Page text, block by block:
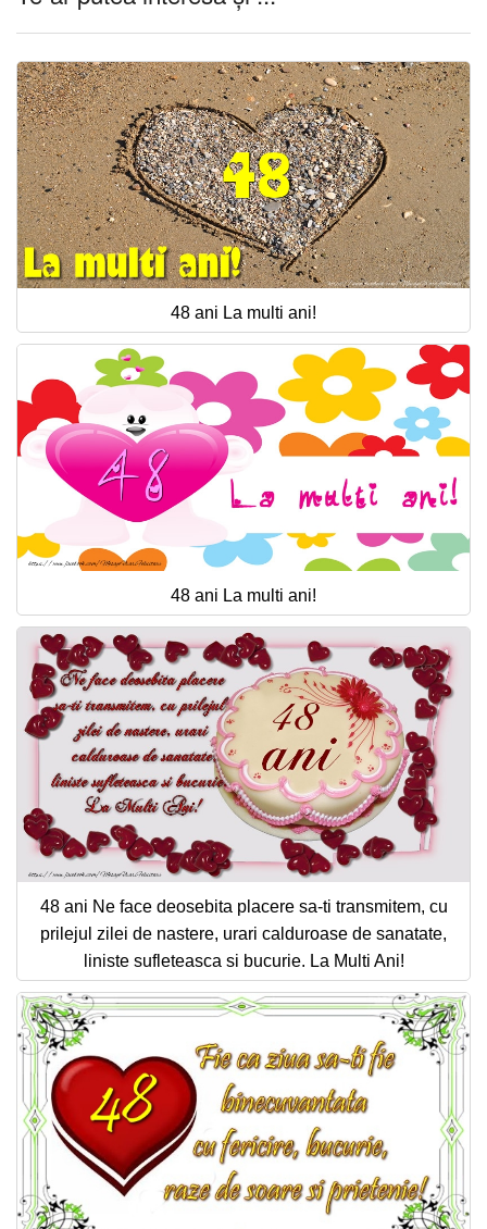
48 ani La multi ani!
48 ani La multi ani!
48 ani Ne face deosebita placere sa-ti transmitem, cu
prilejul zilei de nastere, urari calduroase de sanatate,
liniste sufleteasca si bucurie. La Multi Ani!